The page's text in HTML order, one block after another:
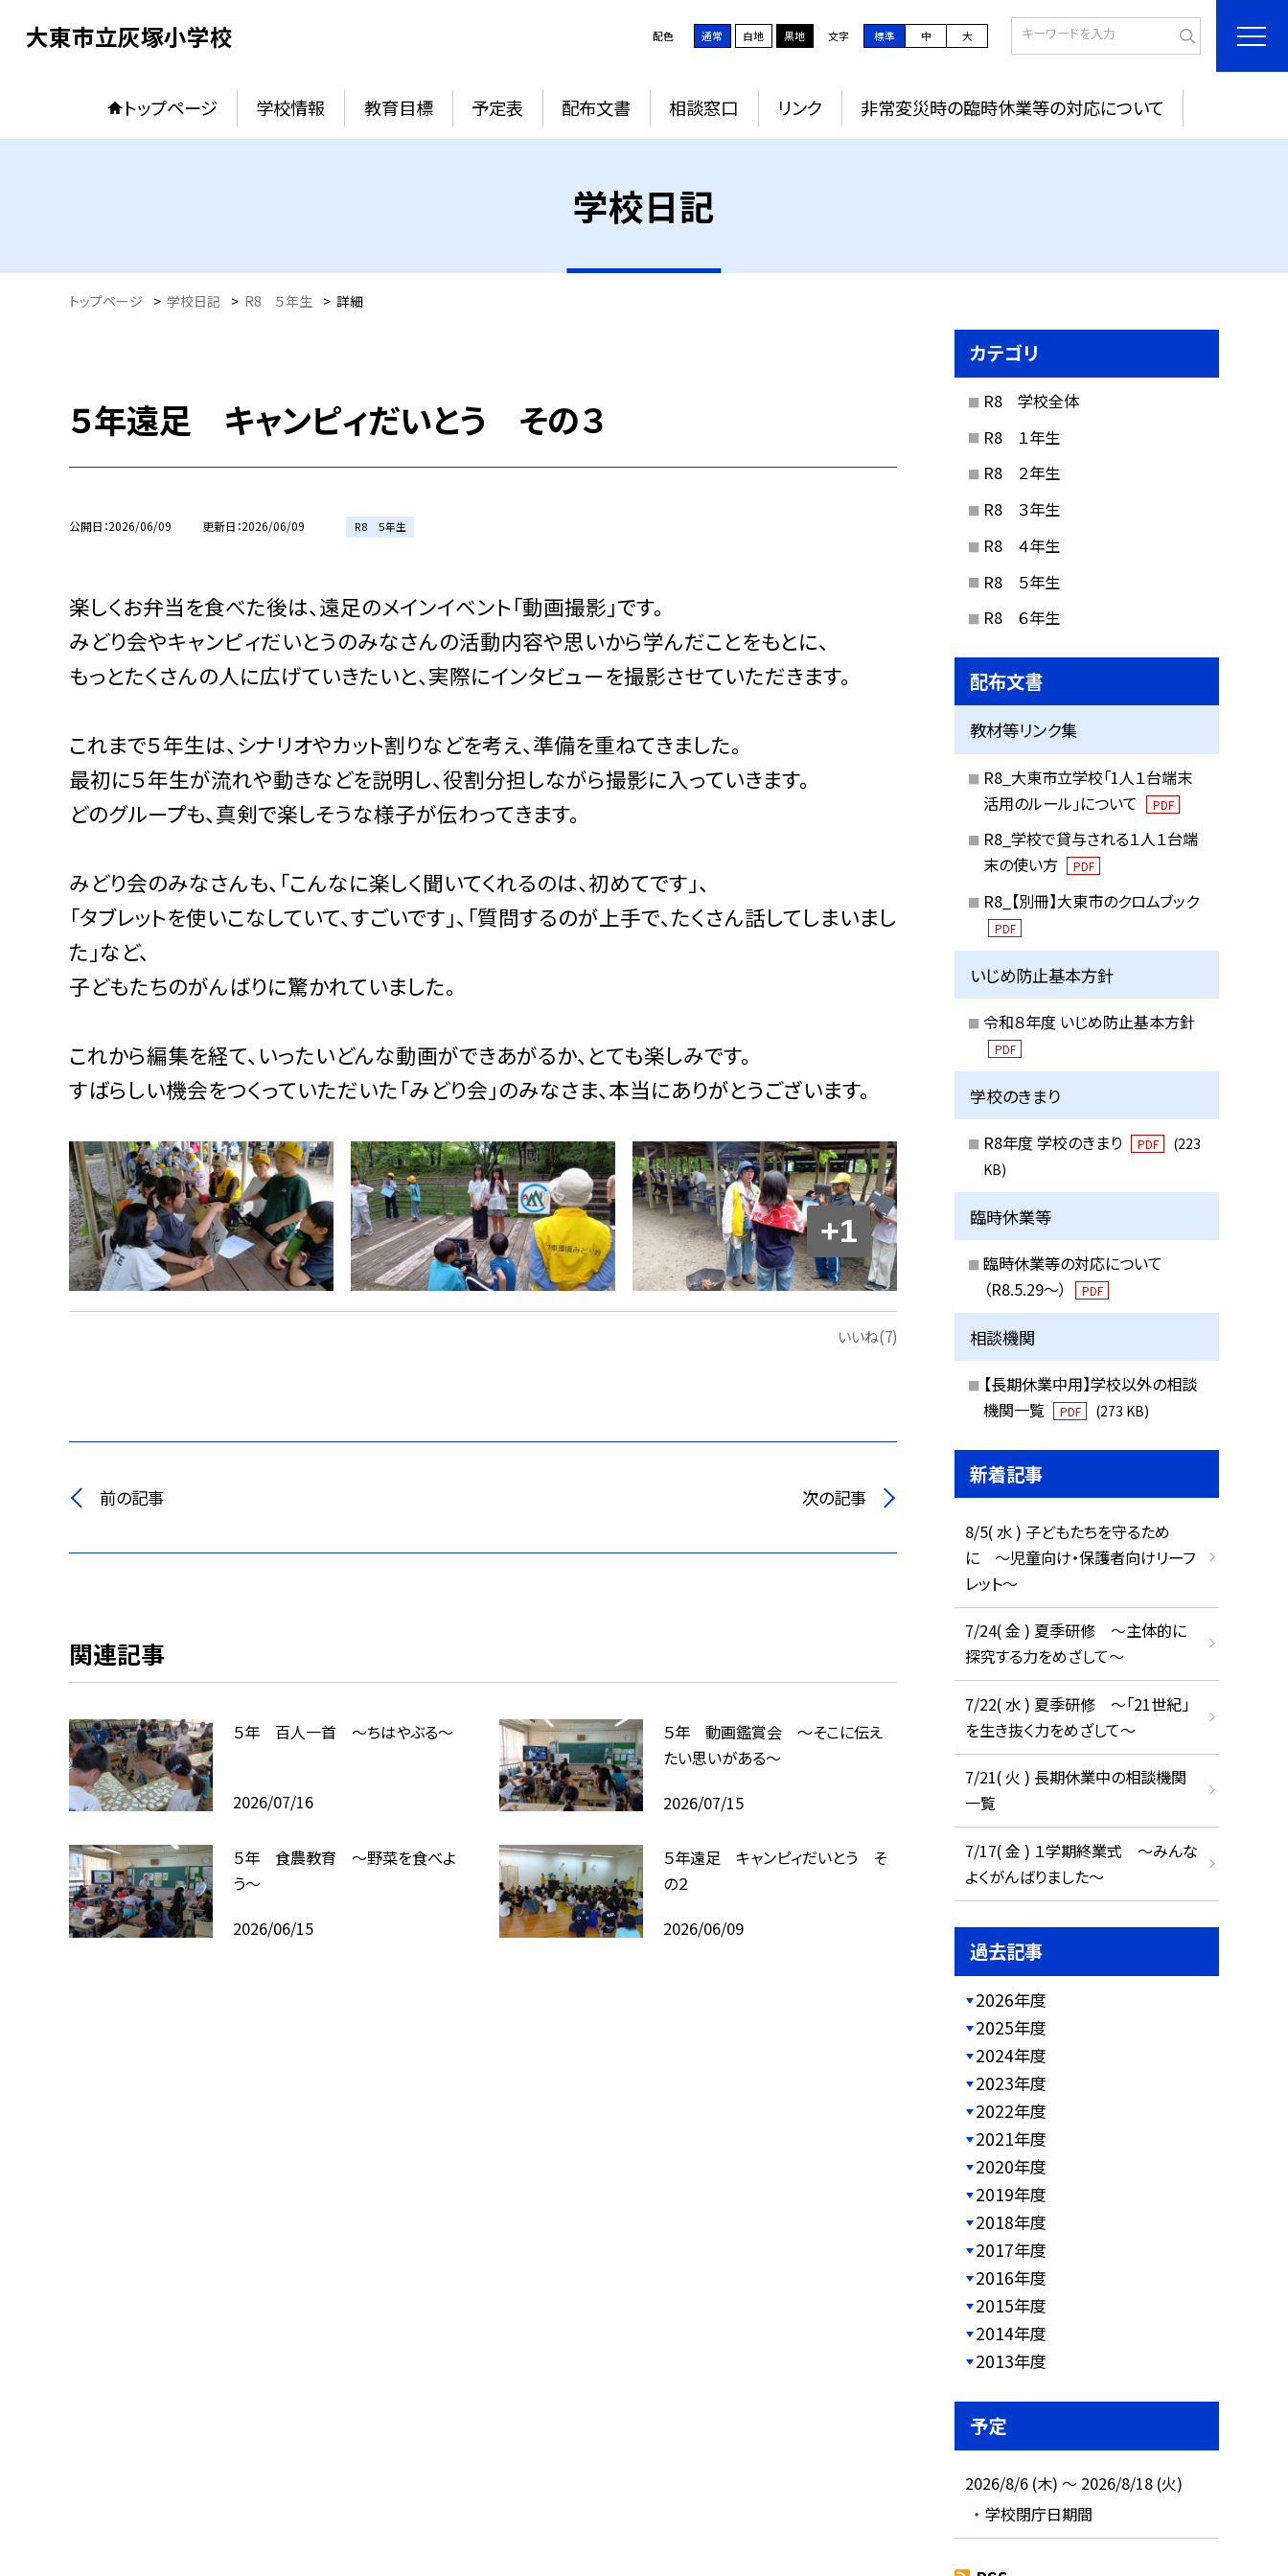
大東市立灰塚小学校 配色 通常 白地 黒地 文字 標準 中 大
トップページ 学校情報 教育目標 予定表 配布文書 相談窓口 リンク 非常変災時の臨時休業等の対応について
学校日記
トップページ > 学校日記 > R8 ５年生 > 詳細
５年遠足 キャンピィだいとう その３
公開日 2026/06/09 更新日 2026/06/09 R8 ５年生
楽しくお弁当を食べた後は、遠足のメインイベント「動画撮影」です。
みどり会やキャンピィだいとうのみなさんの活動内容や思いから学んだことをもとに、
もっとたくさんの人に広げていきたいと、実際にインタビューを撮影させていただきます。
これまで５年生は、シナリオやカット割りなどを考え、準備を重ねてきました。
最初に５年生が流れや動きなどを説明し、役割分担しながら撮影に入っていきます。
どのグループも、真剣で楽しそうな様子が伝わってきます。
みどり会のみなさんも、「こんなに楽しく聞いてくれるのは、初めてです」、
「タブレットを使いこなしていて、すごいです」、「質問するのが上手で、たくさん話してしまいまし
た」など、
子どもたちのがんばりに驚かれていました。
これから編集を経て、いったいどんな動画ができあがるか、とても楽しみです。
すばらしい機会をつくっていただいた「みどり会」のみなさま、本当にありがとうございます。
+1
いいね(7)
前の記事 次の記事
関連記事
５年 百人一首 ～ちはやぶる～
2026/07/16
５年 動画鑑賞会 ～そこに伝え
たい思いがある～
2026/07/15
５年 食農教育 ～野菜を食べよ
う～
2026/06/15
５年遠足 キャンピィだいとう そ
の２
2026/06/09
カテゴリ
R8 学校全体
R8 １年生
R8 ２年生
R8 ３年生
R8 ４年生
R8 ５年生
R8 ６年生
配布文書
教材等リンク集
R8_大東市立学校「1人１台端末
活用のルール」について
PDF
R8_学校で貸与される１人１台端
末の使い方
PDF
R8_【別冊】大東市のクロムブック
PDF
いじめ防止基本方針
令和８年度 いじめ防止基本方針
PDF
学校のきまり
R8年度 学校のきまり PDF
(223
KB)
臨時休業等
臨時休業等の対応について
（R8.5.29～）
PDF
相談機関
【長期休業中用】学校以外の相談
機関一覧
PDF (273 KB)
新着記事
8/5( 水 ) 子どもたちを守るため
に ～児童向け・保護者向けリーフ
レット～
7/24( 金 ) 夏季研修 ～主体的に
探究する力をめざして～
7/22( 水 ) 夏季研修 ～「21世紀」
を生き抜く力をめざして～
7/21( 火 ) 長期休業中の相談機関
一覧
7/17( 金 ) １学期終業式 ～みんな
よくがんばりました～
過去記事
2026年度
2025年度
2024年度
2023年度
2022年度
2021年度
2020年度
2019年度
2018年度
2017年度
2016年度
2015年度
2014年度
2013年度
予定
2026/8/6 (木) ～ 2026/8/18 (火)
学校閉庁日期間